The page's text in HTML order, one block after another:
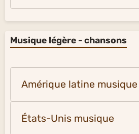
Musique légère - chansons
Amérique latine musique
États-Unis musique